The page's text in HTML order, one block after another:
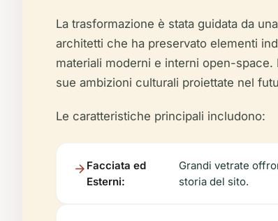
La trasformazione è stata guidata da
architetti che ha preservato elementi
materiali moderni e interni open-
sue ambizioni culturali proiettate nel
Le caratteristiche principali includono:
Facciata ed
Esterni:
Grandi vetrate
storia del sito.